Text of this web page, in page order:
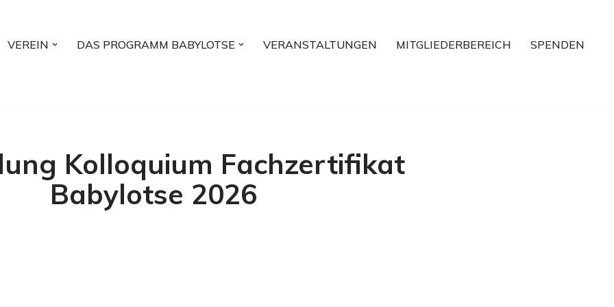
VEREIN DAS PROGRAMM BABYLOTSE VERANSTALTUNGEN MITGLIEDERBEREICH
SPENDEN
Kolloquium Fachzertifikat
Babylotse 2026